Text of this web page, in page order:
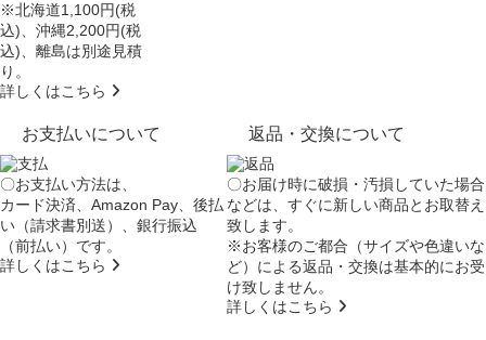
※北海道1,100円(税
込)、沖縄2,200円(税
込)、離島は別途見積
り。
詳しくはこちら
お支払いについて
〇お支払い方法は、
カード決済、Amazon Pay、後払
い（請求書別送）、銀行振込
（前払い）です。
詳しくはこちら
返品・交換について
〇お届け時に破損・汚損していた場合
などは、すぐに新しい商品とお取替え
致します。
※お客様のご都合（サイズや色違いな
ど）による返品・交換は基本的にお受
け致しません。
詳しくはこちら